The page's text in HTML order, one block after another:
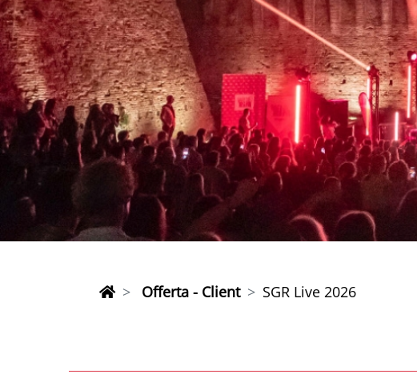
Offerta - Client SGR Live 2026